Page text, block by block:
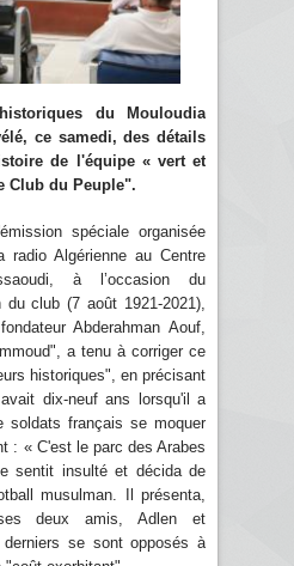
du Mouloudia
ce samedi, des détails
de l'équipe « vert et
Club du Peuple".
spéciale organisée
Algérienne au Centre
à l’occasion du
club (7 août 1921-2021),
Abderahman Aouf,
a tenu à corriger ce
historiques", en précisant
dix-neuf ans lorsqu'il a
soldats français se moquer
: « C'est le parc des Arabes
sentit insulté et décida de
musulman. Il présenta,
deux amis, Adlen et
se sont opposés à